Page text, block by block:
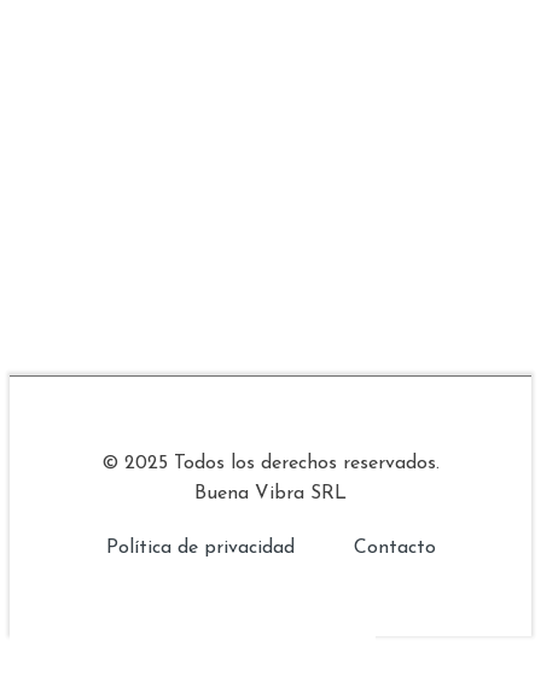
© 2025 Todos los derechos reservados.
Buena Vibra SRL
Política de privacidad Contacto